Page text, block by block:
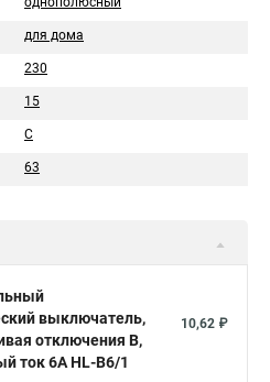
для дома
230
15
C
63
выключатель,
отключения B,
ток 6А HL-B6/1
10,62 ₽